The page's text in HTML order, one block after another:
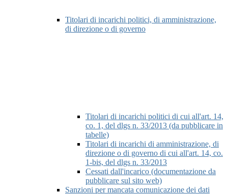
Titolari di incarichi politici, di amministrazione,
di direzione o di governo
Titolari di incarichi politici di cui all'art. 14,
co. 1, del dlgs n. 33/2013 (da pubblicare in
tabelle)
Titolari di incarichi di amministrazione, di
direzione o di governo di cui all'art. 14, co.
1-bis, del dlgs n. 33/2013
Cessati dall'incarico (documentazione da
pubblicare sul sito web)
Sanzioni per mancata comunicazione dei dati